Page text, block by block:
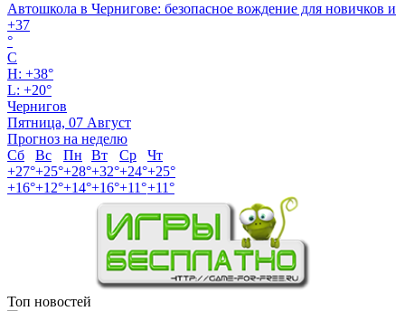
Автошкола в Чернигове: безопасное вождение для новичков и
+37
°
C
H: +38°
L: +20°
Чернигов
Пятница, 07 Август
Прогноз на неделю
Сб
Вс Пн Вт Ср
Чт
+27°+25°+28°+32°+24°+25°
+16°+12°+14°+16°+11°+11°
Топ новостей